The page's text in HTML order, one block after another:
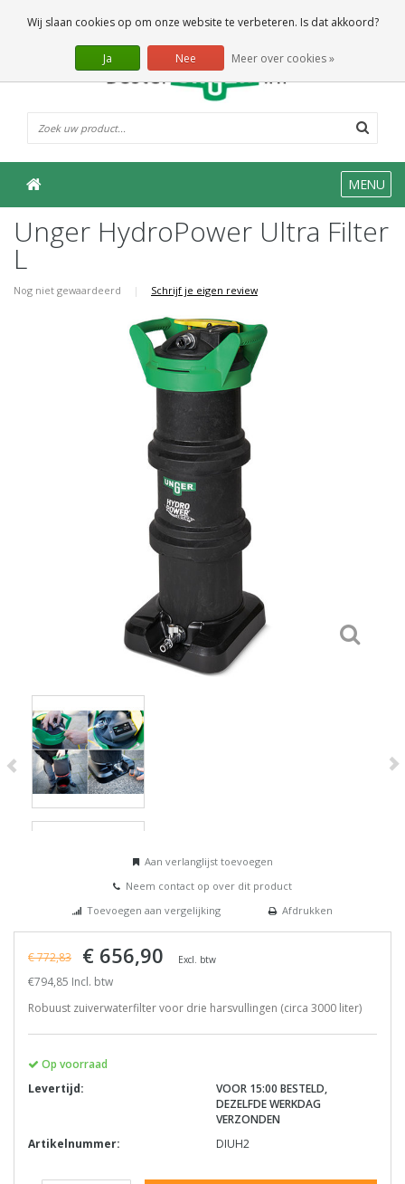
0 Artikelen
MENU
Unger HydroPower Ultra Filter
L
Nog niet gewaardeerd | Schrijf je eigen review
Aan verlanglijst toevoegen
Neem contact op over dit product
Toevoegen aan vergelijking
Afdrukken
€ 772,83 € 656,90 Excl. btw
€794,85 Incl. btw
Robuust zuiverwaterfilter voor drie harsvullingen (circa 3000 liter)
Op voorraad
Levertijd:
VOOR 15:00 BESTELD,
DEZELFDE WERKDAG
VERZONDEN
Artikelnummer:
DIUH2
Wij slaan cookies op om onze website te verbeteren. Is dat akkoord?
Ja Nee Meer over cookies »